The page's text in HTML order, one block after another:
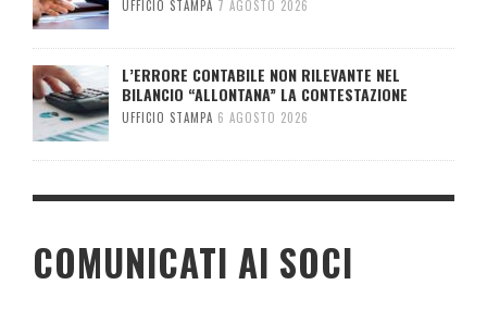
UFFICIO STAMPA 7 AGOSTO 2026
L’ERRORE CONTABILE NON RILEVANTE NEL
BILANCIO “ALLONTANA” LA CONTESTAZIONE
UFFICIO STAMPA 6 AGOSTO 2026
COMUNICATI AI SOCI